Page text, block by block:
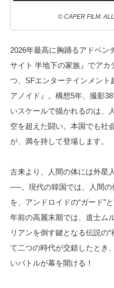
© CAPER FILM.
2026年最高に胸踊るアドベ
サイト 半地下の家族』でア
つ、SFエンターテインメント
アノイド』。構想5年、撮影
いスケールで描かれるのは、
空を超えた闘い。本国でも社
が、満を持して登場します。
古来より、人間の体には外星
──。現代の韓国では、人間の
を、アンドロイドの“ガード”
年前の高麗末期では、道士ム
リアンを倒す鍵となる伝説の
て二つの時代が交錯したとき
いバトルが幕を開ける！